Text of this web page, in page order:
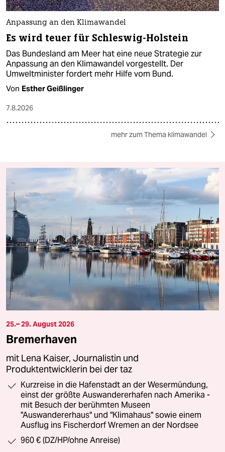
Anpassung an den Klimawandel
Es wird teuer für Schleswig-Holstein
Das Bundesland am Meer hat eine neue Strategie zur
Anpassung an den Klimawandel vorgestellt. Der
Umweltminister fordert mehr Hilfe vom Bund.
Von Esther Geißlinger
7.8.2026
mehr zum Thema klimawandel
25.– 29. August 2026
Bremerhaven
mit Lena Kaiser, Journalistin und
Produktentwicklerin bei der taz
Kurzreise in die Hafenstadt an der Wesermündung,
einst der größte Auswandererhafen nach Amerika -
mit Besuch der berühmten Museen
"Auswandererhaus" und "Klimahaus" sowie einem
Ausflug ins Fischerdorf Wremen an der Nordsee
960 € (DZ/HP/ohne Anreise)